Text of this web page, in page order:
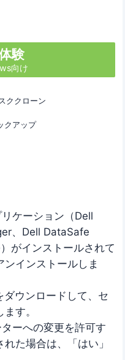
験
向け
ククローン
クアップ
ケーション（Dell
、Dell DataSafe
がインストールされて
インストールしま
ウンロードして、セ
す。
ーへの変更を許可す
た場合は、「はい」